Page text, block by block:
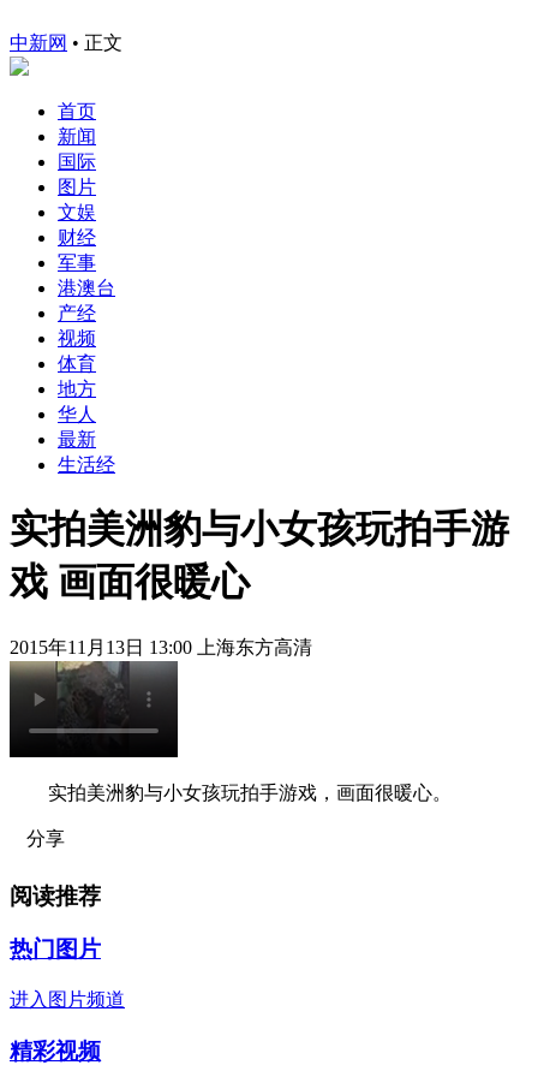
中新网 • 正文
首页
新闻
国际
图片
文娱
财经
军事
港澳台
产经
视频
体育
地方
华人
最新
生活经
实拍美洲豹与小女孩玩拍手游
戏 画面很暖心
2015年11月13日 13:00 上海东方高清
实拍美洲豹与小女孩玩拍手游戏，画面很暖心。
分享
阅读推荐
热门图片
进入图片频道
精彩视频